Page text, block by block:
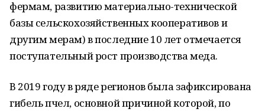
фермам, развитию материально-технической
базы сельскохозяйственных кооперативов и
другим мерам) в последние 10 лет отмечается
поступательный рост производства меда.
В 2019 году в ряде регионов была зафиксирована
гибель пчел, основной причиной которой, по